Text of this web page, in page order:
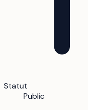
Statut
Public